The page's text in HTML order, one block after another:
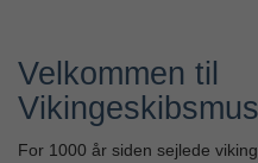
Velkommen til
For 1000 år siden sejlede